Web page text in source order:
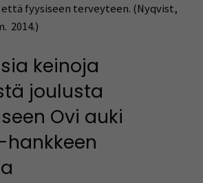
fyysiseen terveyteen. (Nyqvist,
2014.)
keinoja
joulusta
Ovi auki